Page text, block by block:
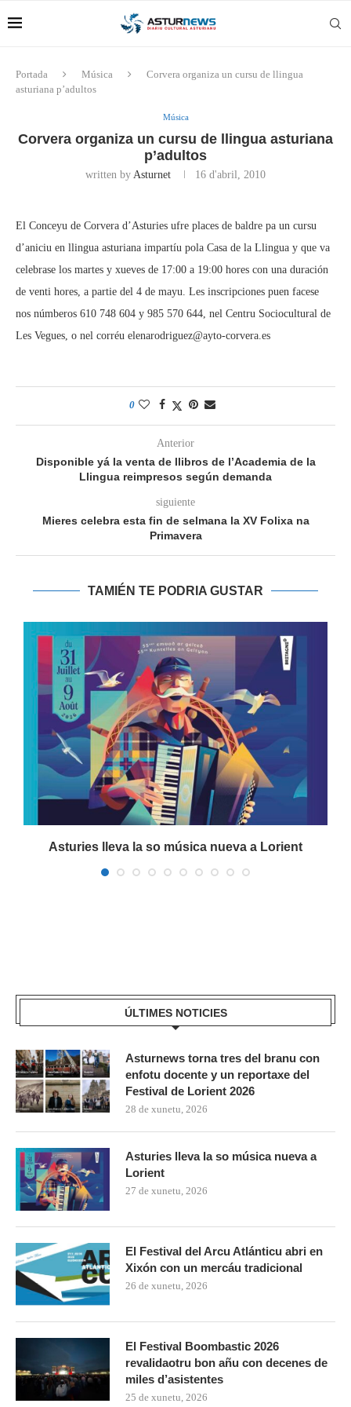
Portada Música
Corvera organiza un cursu de llingua
asturiana p’adultos
Música
Corvera organiza un cursu de llingua asturiana
p’adultos
written by Asturnet 16 d'abril, 2010
El Conceyu de Corvera d’Asturies ufre places de baldre pa un cursu
d’aniciu en llingua asturiana impartíu pola Casa de la Llingua y que va
celebrase los martes y xueves de 17:00 a 19:00 hores con una duración
de venti hores, a partie del 4 de mayu. Les inscripciones puen facese
nos númberos 610 748 604 y 985 570 644, nel Centru Sociocultural de
Les Vegues, o nel corréu elenarodriguez@ayto-corvera.es
0
Anterior
Disponible yá la venta de llibros de l’Academia de la
Llingua reimpresos según demanda
siguiente
Mieres celebra esta fin de selmana la XV Folixa na
Primavera
TAMIÉN TE PODRIA GUSTAR
Asturies lleva la so música nueva a Lorient
ÚLTIMES NOTICIES
Asturnews torna tres del branu con
enfotu docente y un reportaxe del
Festival de Lorient 2026
28 de xunetu, 2026
Asturies lleva la so música nueva a
Lorient
27 de xunetu, 2026
El Festival del Arcu Atlánticu abri en
Xixón con un mercáu tradicional
26 de xunetu, 2026
El Festival Boombastic 2026
revalidaotru bon añu con decenes de
miles d’asistentes
25 de xunetu, 2026